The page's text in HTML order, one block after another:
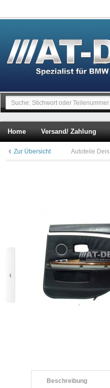
Home Versand/ Zahlung
Zur Übersicht Autoteile Deis
Beschreibung